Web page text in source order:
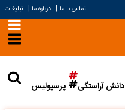
تماس با ما | درباره ما | تبلیغات
دانش آراستگی پرسپولیس